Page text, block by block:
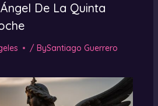
De La Quinta
/ BySantiago Guerrero